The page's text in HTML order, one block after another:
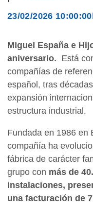
23/02/2026
Miguel España e
aniversario. Está
compañías de
español, tras
expansión
estructura industrial.
Fundada en 1986 en
compañía ha
fábrica de carácter
grupo con más de
instalaciones,
una facturación de